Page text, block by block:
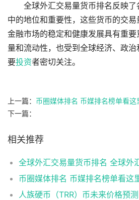
全球外汇交易量货币排名反映
中的地位和重要性，这些货币的交
金融市场的稳定和健康发展具有重
量和流动性，也受到全球经济、政
要投资者密切关注。
上一篇： 币圈媒体排名 币媒排名榜单看这
下一篇：
相关推荐
全球外汇交易量货币排名 全球外
币圈媒体排名 币媒排名榜单看这